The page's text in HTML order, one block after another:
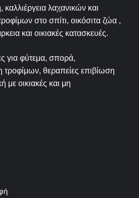
λαχανικών και
στο σπίτι, οικόσιτα ζώα ,
και οικιακές κατασκευές.
για φύτεμα, σπορά,
θεραπείες επιβίωση
με οικιακές και μη